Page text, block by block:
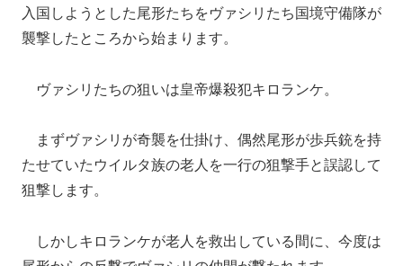
入国しようとした尾形たちをヴァシリたち国境守備隊が
襲撃したところから始まります。
ヴァシリたちの狙いは皇帝爆殺犯キロランケ。
まずヴァシリが奇襲を仕掛け、偶然尾形が歩兵銃を持
たせていたウイルタ族の老人を一行の狙撃手と誤認して
狙撃します。
しかしキロランケが老人を救出している間に、今度は